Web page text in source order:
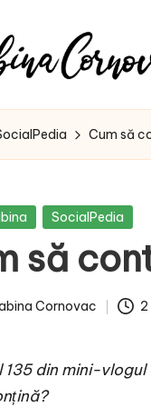
Cum să
SocialPedia
să
Cornovac
135 din mini-